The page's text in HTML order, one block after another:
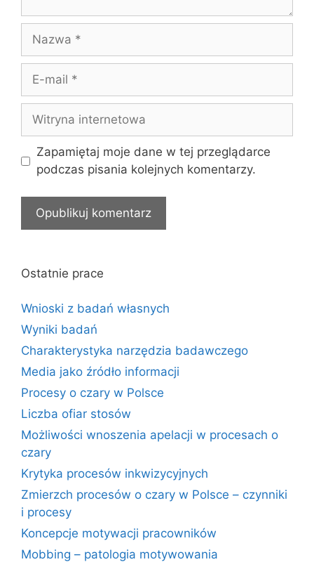
Nazwa
Witryna
internetowa
Zapamiętaj moje dane w tej przeglądarce
podczas pisania kolejnych komentarzy.
Ostatnie prace
Wnioski z badań własnych
Wyniki badań
Charakterystyka narzędzia badawczego
Media jako źródło informacji
Procesy o czary w Polsce
Liczba ofiar stosów
Możliwości wnoszenia apelacji w procesach o
czary
Krytyka procesów inkwizycyjnych
Zmierzch procesów o czary w Polsce – czynniki
i procesy
Koncepcje motywacji pracowników
Mobbing – patologia motywowania